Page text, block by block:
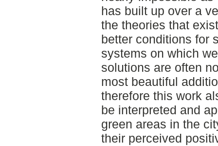
has built up over a
the theories that
better conditions for
systems on which
solutions are often
most beautiful
therefore this work
be interpreted and
green areas in the
their perceived